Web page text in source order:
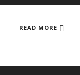
READ MORE